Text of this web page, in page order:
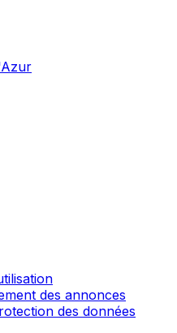
des annonces
des données